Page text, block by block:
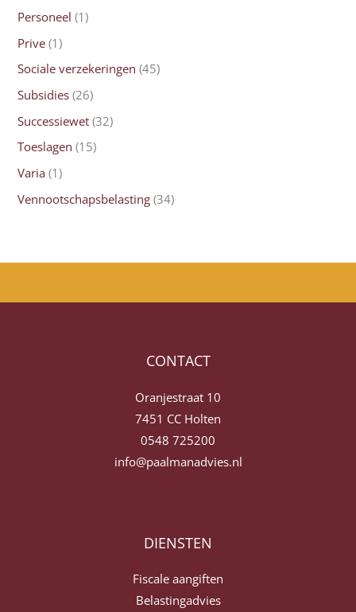
Personeel (1)
Prive (1)
Sociale verzekeringen (45)
Subsidies (26)
Successiewet (32)
Toeslagen (15)
Varia (1)
Vennootschapsbelasting (34)
CONTACT
Oranjestraat 10
7451 CC Holten
0548 725200
info@paalmanadvies.nl
DIENSTEN
Fiscale aangiften
Belastingadvies